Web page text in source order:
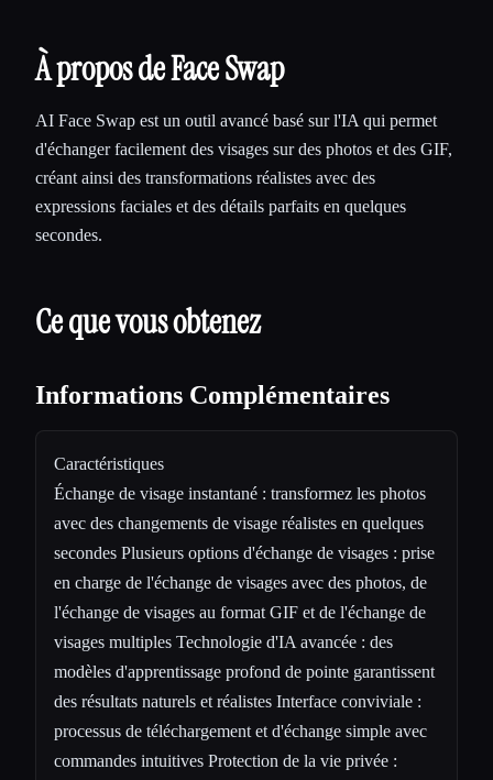
À propos de Face Swap
AI Face Swap est un outil avancé basé sur l'IA qui permet
d'échanger facilement des visages sur des photos et des GIF,
créant ainsi des transformations réalistes avec des
expressions faciales et des détails parfaits en quelques
secondes.
Ce que vous obtenez
Informations Complémentaires
Caractéristiques
Échange de visage instantané : transformez les photos
avec des changements de visage réalistes en quelques
secondes Plusieurs options d'échange de visages : prise
en charge de l'échange de visages avec des photos, de
l'échange de visages au format GIF et de l'échange de
visages multiples Technologie d'IA avancée : des
modèles d'apprentissage profond de pointe garantissent
des résultats naturels et réalistes Interface conviviale :
processus de téléchargement et d'échange simple avec
commandes intuitives Protection de la vie privée :